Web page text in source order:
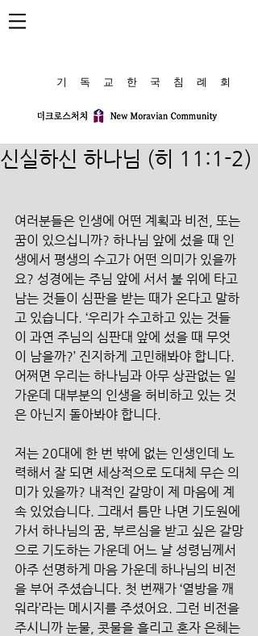
​기 독 교 한 국 침 례 회
신실하신 하나님 (히 11:1-2)
여러분들은 인생에 어떤 계획과 비전, 또는
꿈이 있으십니까? 하나님 앞에 섰을 때 인
생에서 평생의 수고가 어떤 의미가 있을까
요? 성경에는 주님 앞에 서서 불 위에 타고
남는 것들이 심판을 받는 때가 온다고 말하
고 있습니다. ‘우리가 수고하고 있는 것들
이 과연 주님의 심판대 앞에 섰을 때 무엇
이 남을까?’ 진지하게 고민해봐야 합니다.
어쩌면 우리는 하나님과 아무 상관없는 일
가운데 대부분의 인생을 허비하고 있는 것
은 아닌지 돌아봐야 합니다.
저는 20대에 한 번 밖에 없는 인생인데 노
력해서 잘 되면 세상적으로 도대체 무슨 의
미가 있을까? 내적인 갈망이 제 마음에 계
속 있었습니다. 그래서 틈만 나면 기도원에
가서 하나님의 꿈, 부르심을 받고 싶은 갈망
으로 기도하는 가운데 어느 날 성령님께서
아주 선명하게 마음 가운데 하나님의 비전
을 부어 주셨습니다. 첫 번째가 ‘열방을 깨
워라’라는 메시지를 주셨어요. 그런 비전을
주시니까 눈물, 콧물을 흘리고 혼자 은혜는